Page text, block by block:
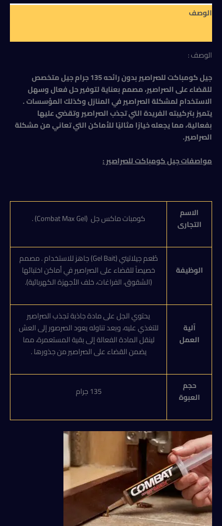
جرام
الوصف
الوصف :
جيل كومباكت للصراصير بدون رائحه 135 جرام جيل متخصص
للقضاء على الصراصير، مصمم بعناية لتوفير حل فعال وسهل
الاستخدام لمشكلة الصراصير في المنازل وكذلك المؤسسات .
يتميز بتركيبته الفريدة التي تجذب الصراصير وتقضي عليها
بفعالية، مما يجعله خيارًا مثاليًا للأماكن التي تعاني من مشكلة
الصراصير.
مواصفات جيل كومباكت للصراصير :
الاسم
التجارى
كومبات ماكس جل (Combat Max Gel) .
الوظيفة
طُعم جيلاتيني (Gel Bait) جاهز للاستخدام . مصمم
خصيصاً للقضاء على الصراصير في أماكن اختبائها
(الشقوق، الفراغات، خلف الأجهزة الكهربائية).
آلية
العمل
يحتوي الجل على مادة جاذبة تجذب الصراصير
للتغذي عليه، وبعد تناوله يعود الصرصور إلى العش
لينقل المادة الفعالة إلى بقية المستعمرة، مما
يضمن القضاء على الصراصير من جذورها .
حجم
العبوة
135 جرام